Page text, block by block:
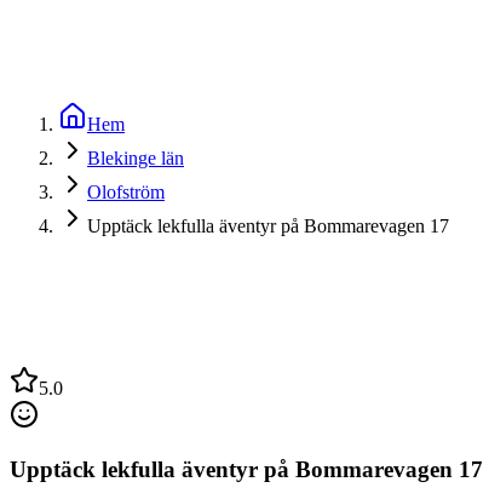
Hem
Blekinge län
Olofström
Upptäck lekfulla äventyr på Bommarevagen 17
5.0
Upptäck lekfulla äventyr på Bommarevagen 17